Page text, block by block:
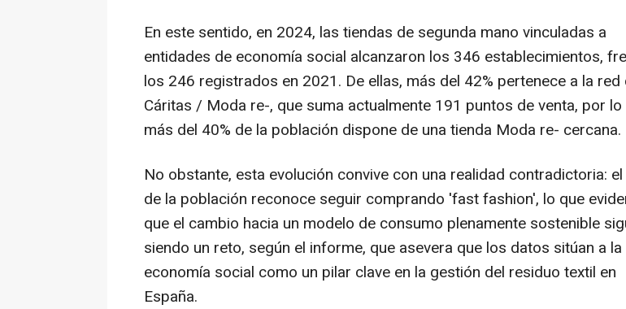
En este sentido, en 2024, las tiendas de segunda mano vinculadas a
entidades de economía social alcanzaron los 346 establecimientos,
los 246 registrados en 2021. De ellas, más del 42% pertenece a la red
Cáritas / Moda re-, que suma actualmente 191 puntos de venta, por lo
más del 40% de la población dispone de una tienda Moda re- cercana.
No obstante, esta evolución convive con una realidad contradictoria: el
de la población reconoce seguir comprando 'fast fashion', lo que
que el cambio hacia un modelo de consumo plenamente sostenible
siendo un reto, según el informe, que asevera que los datos sitúan a la
economía social como un pilar clave en la gestión del residuo textil en
España.